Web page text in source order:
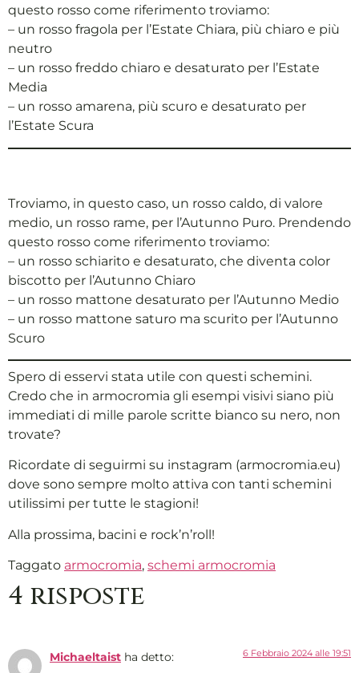
questo rosso come riferimento troviamo:
– un rosso fragola per l’Estate Chiara, più chiaro e più
neutro
– un rosso freddo chiaro e desaturato per l’Estate
Media
– un rosso amarena, più scuro e desaturato per
l’Estate Scura
Troviamo, in questo caso, un rosso caldo, di valore
medio, un rosso rame, per l’Autunno Puro. Prendendo
questo rosso come riferimento troviamo:
– un rosso schiarito e desaturato, che diventa color
biscotto per l’Autunno Chiaro
– un rosso mattone desaturato per l’Autunno Medio
– un rosso mattone saturo ma scurito per l’Autunno
Scuro
Spero di esservi stata utile con questi schemini.
Credo che in armocromia gli esempi visivi siano più
immediati di mille parole scritte bianco su nero, non
trovate?
Ricordate di seguirmi su instagram (armocromia.eu)
dove sono sempre molto attiva con tanti schemini
utilissimi per tutte le stagioni!
Alla prossima, bacini e rock’n’roll!
Taggato armocromia, schemi armocromia
4 risposte
Michaeltaist ha detto: 6 Febbraio 2024 alle 19:51